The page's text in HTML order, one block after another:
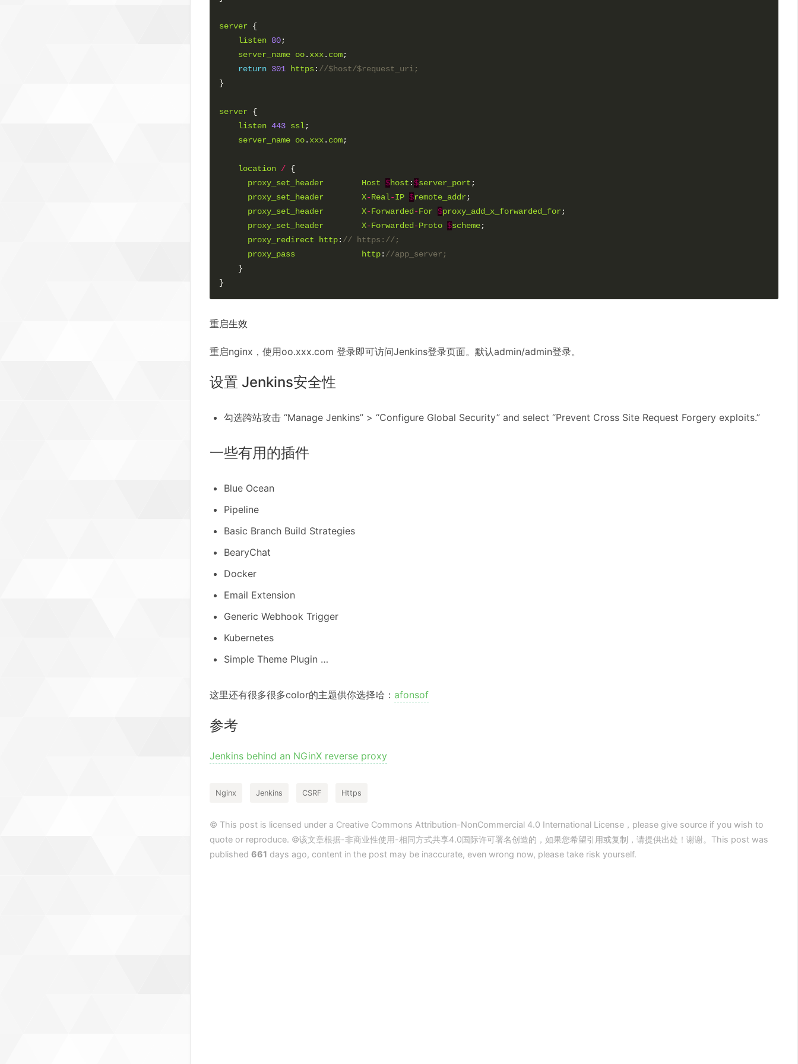
server {
listen 80;
server_name oo. xxx. com;
return 301 https:
}
server {
listen 443 ssl;
server_name oo. xxx. com;
location / {
proxy_set_header
Host $host :$server_port ;
proxy_set_header
X-Real-IP $remote_addr;
proxy_set_header
X-Forwarded -For $proxy_add_x_forwarded_for;
proxy_set_header
X-Forwarded -Proto $scheme;
proxy_redirect
http:
proxy_pass
http:
    }
}
重启生效
重启nginx，使用oo.xxx.com 登录即可访问Jenkins登录页面。默认admin/admin登录。
设置 Jenkins安全性
勾选跨站攻击 “Manage Jenkins” > “Configure Global Security” and select “Prevent Cross Site Request Forgery exploits.”
一些有用的插件
Blue Ocean
Pipeline
Basic Branch Build Strategies
BearyChat
Docker
Email Extension
Generic Webhook Trigger
Kubernetes
Simple Theme Plugin …
这里还有很多很多color的主题供你选择哈： afonsof
参考
Jenkins behind an NGinX reverse proxy
Nginx Jenkins CSRF Https
© This post is licensed under a Creative Commons Attribution-NonCommercial 4.0 International License，please give source if you wish to
quote or reproduce. ©该文章根据-非商业性使用-相同方式共享4.0国际许可署名创造的，如果您希望引用或复制，请提供出处！谢谢。This post was
published 661 days ago, content in the post may be inaccurate, even wrong now, please take risk yourself.